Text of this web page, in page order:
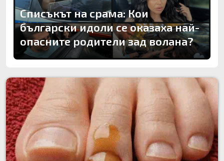
Списъкът на срама: Кои
български идоли се оказаха най-
опасните родители зад волана?